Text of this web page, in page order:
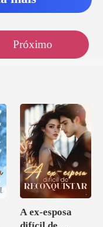
Próximo
A ex-esposa